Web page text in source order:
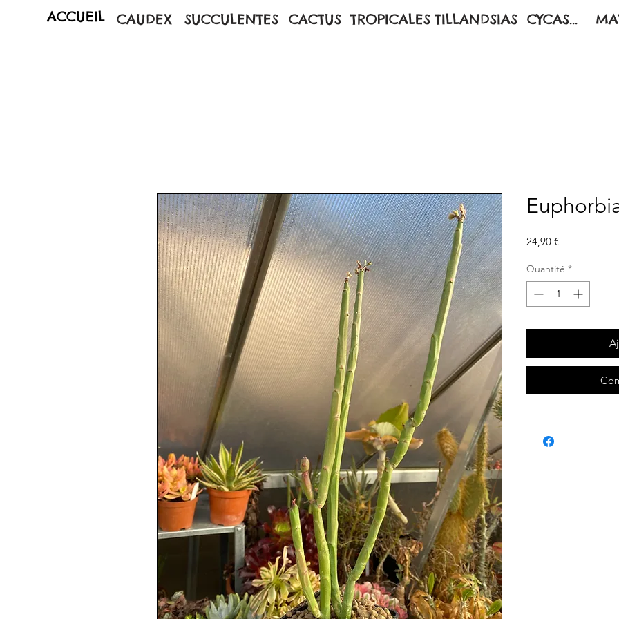
ACCUEIL CAUDEX SUCCULENTES CACTUS TROPICALES TILLANDSIAS CYCAS...
24,90 €Prix
Quantité *